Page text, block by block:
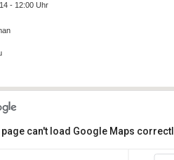
- 12:00 Uhr
can't load Google Maps